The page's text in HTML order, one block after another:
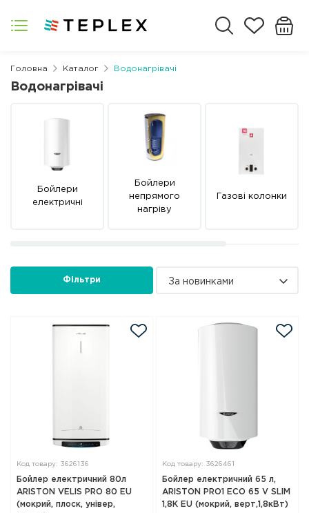
Головна Каталог Водонагрівачі
Водонагрівачі
Бойлери
електричні
Бойлери
непрямого
нагріву
Газові колонки
Фільтри За новинками
Код товару: 3626136
Бойлер електричний 80л
ARISTON VELIS PRO 80 EU
(мокрий, плоск, універ,
Код товару: 3626461
Бойлер електричний 65 л,
ARISTON PRO1 ECO 65 V SLIM
1,8K EU (мокрий, верт,1,8кВт)